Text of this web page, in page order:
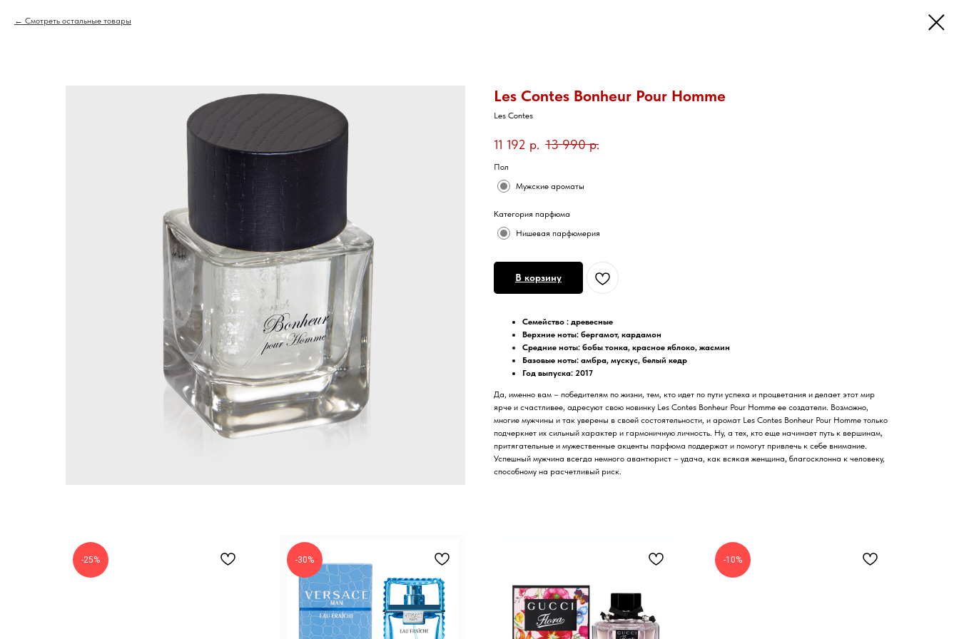
Смотреть остальные товары
Les Contes Bonheur Pour Homme
Les Contes
11 192 р. 13 990 р.
Пол
Мужские ароматы
Категория парфюма
Нишевая парфюмерия
В корзину
Семейство : древесные
Верхние ноты: бергамот, кардамон
Средние ноты: бобы тонка, красное яблоко, жасмин
Базовые ноты: амбра, мускус, белый кедр
Год выпуска: 2017
Да, именно вам – победителям по жизни, тем, кто идет по пути успеха и процветания и делает этот мир
ярче и счастливее, адресуют свою новинку Les Contes Bonheur Pour Homme ее создатели. Возможно,
многие мужчины и так уверены в своей состоятельности, и аромат Les Contes Bonheur Pour Homme только
подчеркнет их сильный характер и гармоничную личность. Ну, а тех, кто еще начинает путь к вершинам,
притягательные и мужественные акценты парфюма поддержат и помогут привлечь к себе внимание.
Успешный мужчина всегда немного авантюрист – удача, как всякая женщина, благосклонна к человеку,
способному на расчетливый риск.
-25% -30% -10%